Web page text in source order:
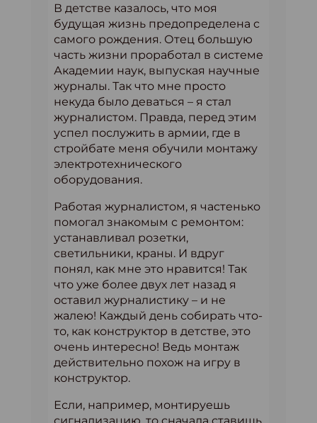
В детстве казалось, что моя
будущая жизнь предопределена с
самого рождения. Отец большую
часть жизни проработал в системе
Академии наук, выпуская научные
журналы. Так что мне просто
некуда было деваться – я стал
журналистом. Правда, перед этим
успел послужить в армии, где в
стройбате меня обучили монтажу
электротехнического
оборудования.
Работая журналистом, я частенько
помогал знакомым с ремонтом:
устанавливал розетки,
светильники, краны. И вдруг
понял, как мне это нравится! Так
что уже более двух лет назад я
оставил журналистику – и не
жалею! Каждый день собирать что-
то, как конструктор в детстве, это
очень интересно! Ведь монтаж
действительно похож на игру в
конструктор.
Если, например, монтируешь